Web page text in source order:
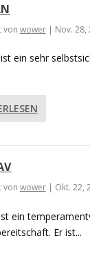
von wower| Nov. 28,
ein sehr
von wower| Okt. 22,
ein
Er ist...